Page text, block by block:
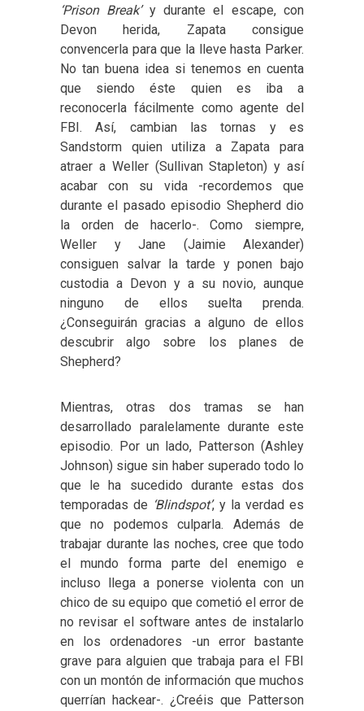
‘Prison Break’y durante el escape, con
Devon herida, Zapata consigue
convencerla para que la lleve hasta Parker.
No tan buena idea si tenemos en cuenta
que siendo éste quien es iba a
reconocerla fácilmente como agente del
FBI. Así, cambian las tornas y es
Sandstorm quien utiliza a Zapata para
atraer a Weller (Sullivan Stapleton) y así
acabar con su vida -recordemos que
durante el pasado episodio Shepherd dio
la orden de hacerlo-. Como siempre,
Weller y Jane (Jaimie Alexander)
consiguen salvar la tarde y ponen bajo
custodia a Devon y a su novio, aunque
ninguno de ellos suelta prenda.
¿Conseguirán gracias a alguno de ellos
descubrir algo sobre los planes de
Shepherd?
Mientras, otras dos tramas se han
desarrollado paralelamente durante este
episodio. Por un lado, Patterson (Ashley
Johnson) sigue sin haber superado todo lo
que le ha sucedido durante estas dos
temporadas de ‘Blindspot’, y la verdad es
que no podemos culparla. Además de
trabajar durante las noches, cree que todo
el mundo forma parte del enemigo e
incluso llega a ponerse violenta con un
chico de su equipo que cometió el error de
no revisar el software antes de instalarlo
en los ordenadores -un error bastante
grave para alguien que trabaja para el FBI
con un montón de información que muchos
querrían hackear-. ¿Creéis que Patterson